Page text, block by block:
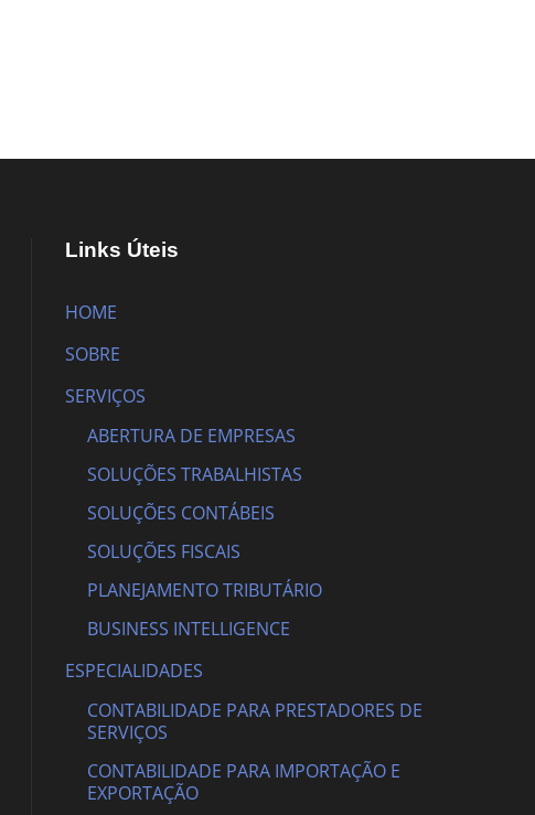
Links Úteis
HOME
SOBRE
SERVIÇOS
ABERTURA DE EMPRESAS
SOLUÇÕES TRABALHISTAS
SOLUÇÕES CONTÁBEIS
SOLUÇÕES FISCAIS
PLANEJAMENTO TRIBUTÁRIO
BUSINESS INTELLIGENCE
ESPECIALIDADES
CONTABILIDADE PARA PRESTADORES DE
SERVIÇOS
CONTABILIDADE PARA IMPORTAÇÃO E
EXPORTAÇÃO